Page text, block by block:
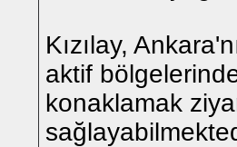
Kızılay,
aktif
konaklamak